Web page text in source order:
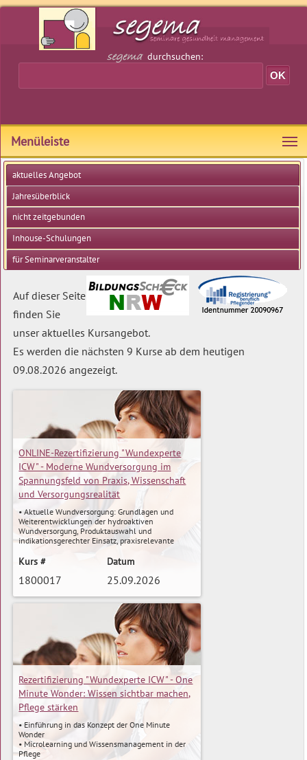
durchsuchen:
Menüleiste
aktuelles Angebot
Jahresüberblick
nicht zeitgebunden
Inhouse-Schulungen
für Seminarveranstalter
Auf dieser Seite
finden Sie
unser aktuelles Kursangebot.
Es werden die nächsten 9 Kurse ab dem heutigen
09.08.2026 angezeigt.
ONLINE-Rezertifizierung "Wundexperte
ICW" - Moderne Wundversorgung im
Spannungsfeld von Praxis, Wissenschaft
und Versorgungsrealität
• Aktuelle Wundversorgung: Grundlagen und
Weiterentwicklungen der hydroaktiven
Wundversorgung, Produktauswahl und
indikationsgerechter Einsatz, praxisrelevante
• Evidenz & Trends: Aktuelle Studien, Zahlen und
Trends, Bedeutung von Evidenz für den
• Stationär vs. ambulant: Unterschiede,
Schnittstellen und Herausforderungen,
sektorenübergreifende Versorgung
• Expertenstandard Entlassmanagement:
Bedeutung für die Wundversorgung, strukturierte
Übergänge, Rolle der Wundfachkräfte
• Edukation & Selbstmanagement: Anleitung,
Beratung, Förderung von Adhärenz und
Eigenverantwortung
• Körperbild & Wahrnehmung: Auswirkungen
chronischer Wunden, sensibler Umgang und
Kommunikation
• Reflexion & Transfer: Reflexion des beruflichen
Handelns, Transfer in den Praxisalltag, Austausch
Kurs #
1800017
Datum
25.09.2026
mehr »
Rezertifizierung "Wundexperte ICW" - One
Minute Wonder: Wissen sichtbar machen,
Pflege stärken
• Einführung in das Konzept der One Minute
Wonder
• Microlearning und Wissensmanagement in der
Pflege